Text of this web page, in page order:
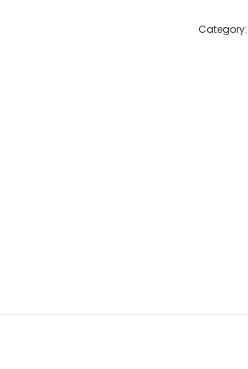
Category: